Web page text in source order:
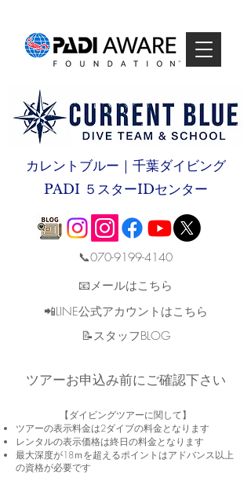
カレントブルー｜千葉ダイビング
PADI ５スターIDセンター
📞070-9199-4140
📧メールはこちら
📲LINE公式アカウントはこちら
​📝スタッフBLOG
ツアーお申込み前にご確認下さい
【ダイビングツアーに関して】​
ツアーの表示料金は2​ダイブの料金となります
​レンタルの表示価格は終日の料金となります
最大深度が18ｍを超えるポイントはアドバンス以上
の資格が必要です​